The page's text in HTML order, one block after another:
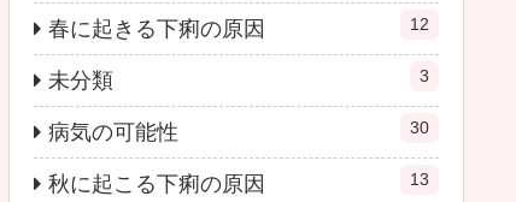
春に起きる下痢の原因 12
未分類 3
病気の可能性 30
秋に起こる下痢の原因 13